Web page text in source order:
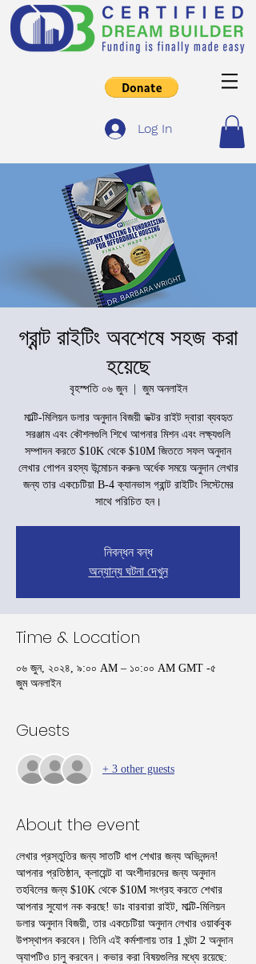
Log In
গ্রান্ট রাইটিং অবশেষে সহজ করা
হয়েছে
বৃহস্পতি ০৬ জুন
  |
জুম অনলাইন
মাল্টি-মিলিয়ন ডলার অনুদান বিজয়ী ডক্টর রাইট দ্বারা ব্যবহৃত
সরঞ্জাম এবং কৌশলগুলি শিখে আপনার মিশন এবং লক্ষ্যগুলি
সম্পাদন করতে $10K থেকে $10M জিততে সফল অনুদান
লেখার গোপন রহস্য উন্মোচন করুন৷ অর্ধেক সময়ে অনুদান লেখার
জন্য তার একচেটিয়া B-4 ক্যানভাস গ্রান্ট রাইটিং সিস্টেমের
সাথে পরিচিত হন।
নিবন্ধন বন্ধ
অন্যান্য ঘটনা দেখুন
Time & Location
০৬ জুন, ২০২৪, ৯:০০ AM – ১০:০০ AM GMT -৫
জুম অনলাইন
Guests
+ 3 other guests
About the event
লেখার প্রস্তুতির জন্য সাতটি ধাপ শেখার জন্য অভিনন্দন!
আপনার প্রতিষ্ঠান, ক্লায়েন্ট বা অংশীদারদের জন্য অনুদান
তহবিলের জন্য $10K থেকে $10M সংগ্রহ করতে শেখার
আপনার সুযোগ নক করছে! ডাঃ বারবারা রাইট, মাল্টি-মিলিয়ন
ডলার অনুদান বিজয়ী, তার একচেটিয়া অনুদান লেখার ওয়ার্কবুক
উপস্থাপন করবেন। তিনি এই কর্মশালায় তার 1 ঘন্টা 2 অনুদান
অ্যাপটিও চালু করবেন। কভার করা বিষয়গুলির মধ্যে রয়েছে: